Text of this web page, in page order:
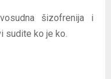
šizofrenija i
sudite ko je ko.